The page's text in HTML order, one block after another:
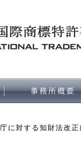
に対する知財法改